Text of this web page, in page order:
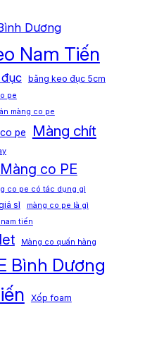
Dương
Nam Tiến
băng keo đục 5cm
pe
màng co pe
pe Màng chít
Màng co PE
co pe có tác dụng gì
sỉ
màng co pe là gì
tiến
Màng co quấn hàng
Bình Dương
Xốp foam